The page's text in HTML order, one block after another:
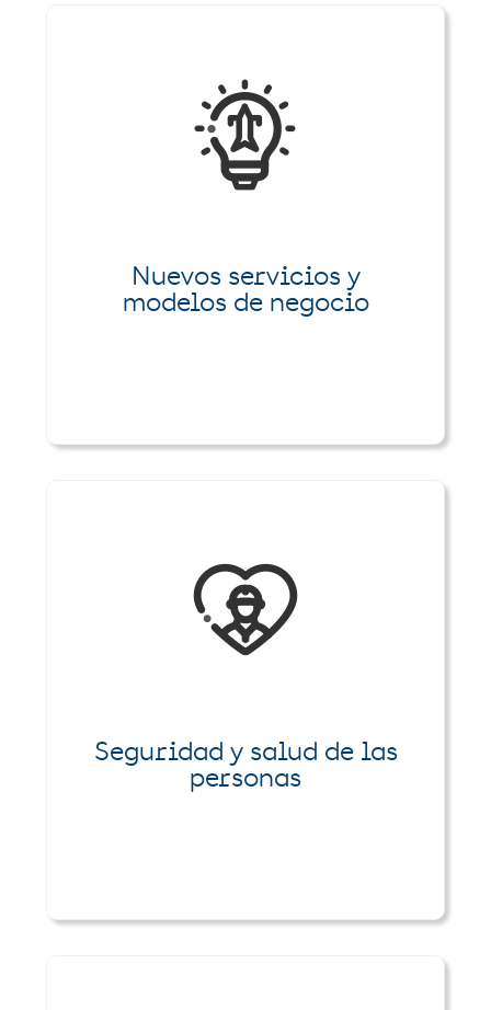
Nuevos servicios y
modelos de negocio
Seguridad y salud de las
personas